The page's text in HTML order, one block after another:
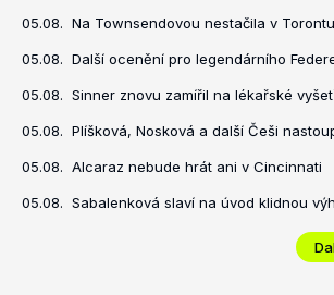
05.08. Na Townsendovou nestačila v
05.08. Další ocenění pro legendárního
05.08. Sinner znovu zamířil na lékařské
05.08. Plíšková, Nosková a další Češi
05.08. Alcaraz nebude hrát ani v Cincinnati
05.08. Sabalenková slaví na úvod klidnou